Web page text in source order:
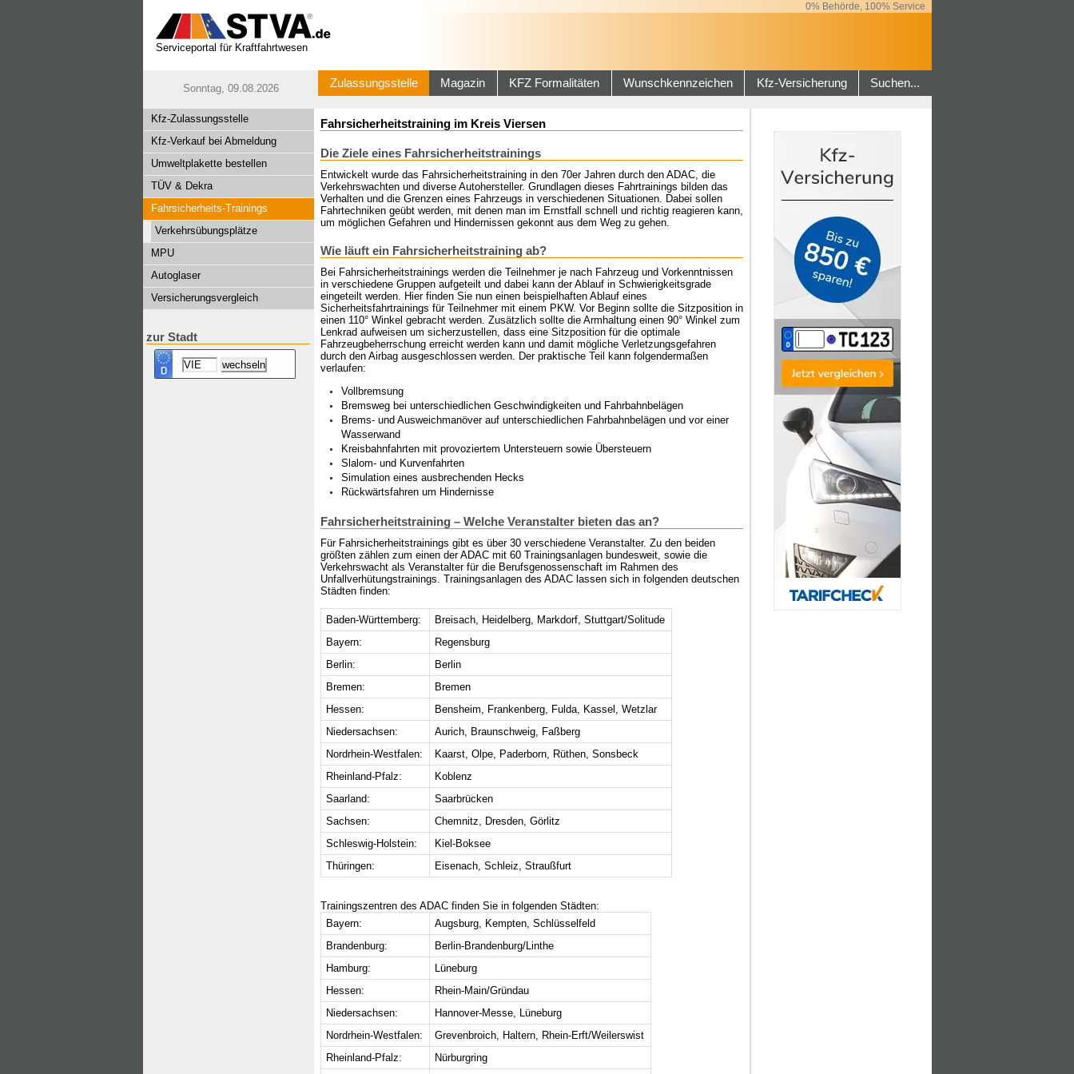
0% Behörde, 100% Service
Serviceportal für Kraftfahrtwesen
Sonntag, 09.08.2026 Zulassungsstelle Magazin KFZ Formalitäten Wunschkennzeichen Kfz-Versicherung Suchen...
Kfz-Zulassungsstelle
Kfz-Verkauf bei Abmeldung
Umweltplakette bestellen
TÜV & Dekra
Fahrsicherheits-Trainings
Verkehrsübungsplätze
MPU
Autoglaser
Versicherungsvergleich
zur Stadt
Fahrsicherheitstraining im Kreis Viersen
Die Ziele eines Fahrsicherheitstrainings
Entwickelt wurde das Fahrsicherheitstraining in den 70er Jahren durch den ADAC, die
Verkehrswachten und diverse Autohersteller. Grundlagen dieses Fahrtrainings bilden das
Verhalten und die Grenzen eines Fahrzeugs in verschiedenen Situationen. Dabei sollen
Fahrtechniken geübt werden, mit denen man im Ernstfall schnell und richtig reagieren kann,
um möglichen Gefahren und Hindernissen gekonnt aus dem Weg zu gehen.
Wie läuft ein Fahrsicherheitstraining ab?
Bei Fahrsicherheitstrainings werden die Teilnehmer je nach Fahrzeug und Vorkenntnissen
in verschiedene Gruppen aufgeteilt und dabei kann der Ablauf in Schwierigkeitsgrade
eingeteilt werden. Hier finden Sie nun einen beispielhaften Ablauf eines
Sicherheitsfahrtrainings für Teilnehmer mit einem PKW. Vor Beginn sollte die Sitzposition in
einen 110° Winkel gebracht werden. Zusätzlich sollte die Armhaltung einen 90° Winkel zum
Lenkrad aufweisen um sicherzustellen, dass eine Sitzposition für die optimale
Fahrzeugbeherrschung erreicht werden kann und damit mögliche Verletzungsgefahren
durch den Airbag ausgeschlossen werden. Der praktische Teil kann folgendermaßen
verlaufen:
Vollbremsung
Bremsweg bei unterschiedlichen Geschwindigkeiten und Fahrbahnbelägen
Brems- und Ausweichmanöver auf unterschiedlichen Fahrbahnbelägen und vor einer
Wasserwand
Kreisbahnfahrten mit provoziertem Untersteuern sowie Übersteuern
Slalom- und Kurvenfahrten
Simulation eines ausbrechenden Hecks
Rückwärtsfahren um Hindernisse
Fahrsicherheitstraining – Welche Veranstalter bieten das an?
Für Fahrsicherheitstrainings gibt es über 30 verschiedene Veranstalter. Zu den beiden
größten zählen zum einen der ADAC mit 60 Trainingsanlagen bundesweit, sowie die
Verkehrswacht als Veranstalter für die Berufsgenossenschaft im Rahmen des
Unfallverhütungstrainings. Trainingsanlagen des ADAC lassen sich in folgenden deutschen
Städten finden:
Baden-Württemberg:
Breisach, Heidelberg, Markdorf, Stuttgart/Solitude
Bayern:
Regensburg
Berlin:
Berlin
Bremen:
Bremen
Hessen:
Bensheim, Frankenberg, Fulda, Kassel, Wetzlar
Niedersachsen:
Aurich, Braunschweig, Faßberg
Nordrhein-Westfalen:
Kaarst, Olpe, Paderborn, Rüthen, Sonsbeck
Rheinland-Pfalz:
Koblenz
Saarland:
Saarbrücken
Sachsen:
Chemnitz, Dresden, Görlitz
Schleswig-Holstein:
Kiel-Boksee
Thüringen:
Eisenach, Schleiz, Straußfurt
Trainingszentren des ADAC finden Sie in folgenden Städten:
Bayern:
Augsburg, Kempten, Schlüsselfeld
Brandenburg:
Berlin-Brandenburg/Linthe
Hamburg:
Lüneburg
Hessen:
Rhein-Main/Gründau
Niedersachsen:
Hannover-Messe, Lüneburg
Nordrhein-Westfalen:
Grevenbroich, Haltern, Rhein-Erft/Weilerswist
Rheinland-Pfalz:
Nürburgring